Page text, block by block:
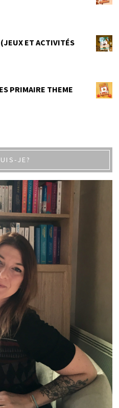
ET ACTIVITÉS
PRIMAIRE THEME
JE?